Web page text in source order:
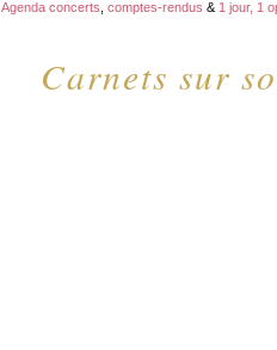
Carnets sur
Agenda concerts comptes-rendus & 1 jour, 1